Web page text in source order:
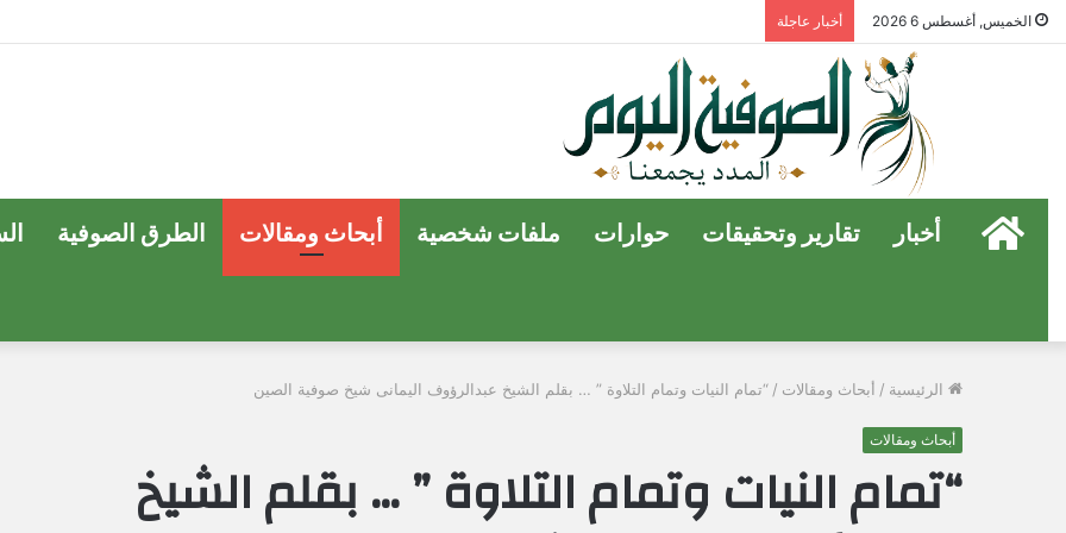
الخميس, أغسطس 6 2026 أخبار عاجلة
الرئيسية
أخبار تقارير وتحقيقات حوارات ملفات شخصية أبحاث ومقالات الطرق الصوفية
الرئيسية / أبحاث ومقالات / “تمام النيات وتمام التلاوة ” … بقلم الشيخ عبدالرؤوف اليمانى شيخ صوفية الصين
أبحاث ومقالات
“تمام النيات وتمام التلاوة ” … بقلم الشيخ